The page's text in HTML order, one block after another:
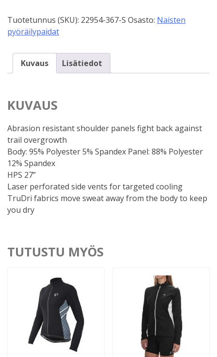
Flexair,
tummanpurppura
määrä
Tuotetunnus (SKU): 22954-367-S Osasto: Naisten
pyöräilypaidat
Kuvaus Lisätiedot
KUVAUS
Abrasion resistant shoulder panels fight back against
trail overgrowth
Body: 95% Polyester 5% Spandex Panel: 88% Polyester
12% Spandex
HPS 27”
Laser perforated side vents for targeted cooling
TruDri fabrics move sweat away from the body to keep
you dry
TUTUSTU MYÖS